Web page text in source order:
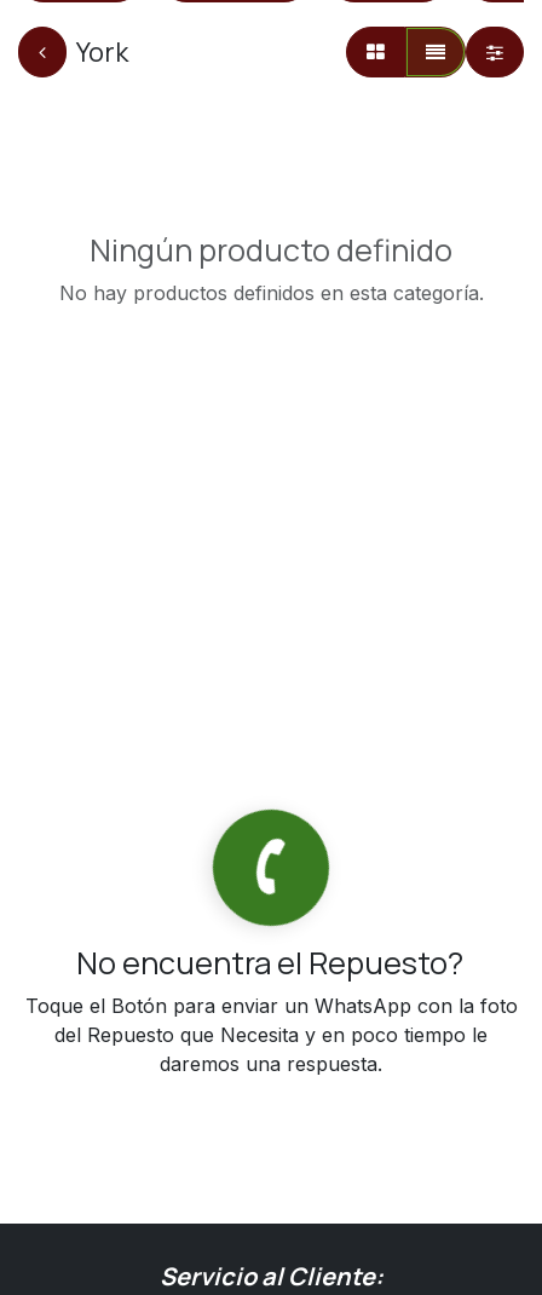
York
Ningún producto definido
No hay productos definidos en esta categoría.
No encuentra el Repuesto?
Toque el Botón para enviar un WhatsApp con la foto
del Repuesto que Necesita y en poco tiempo le
daremos una respuesta.
Servicio al Cliente: